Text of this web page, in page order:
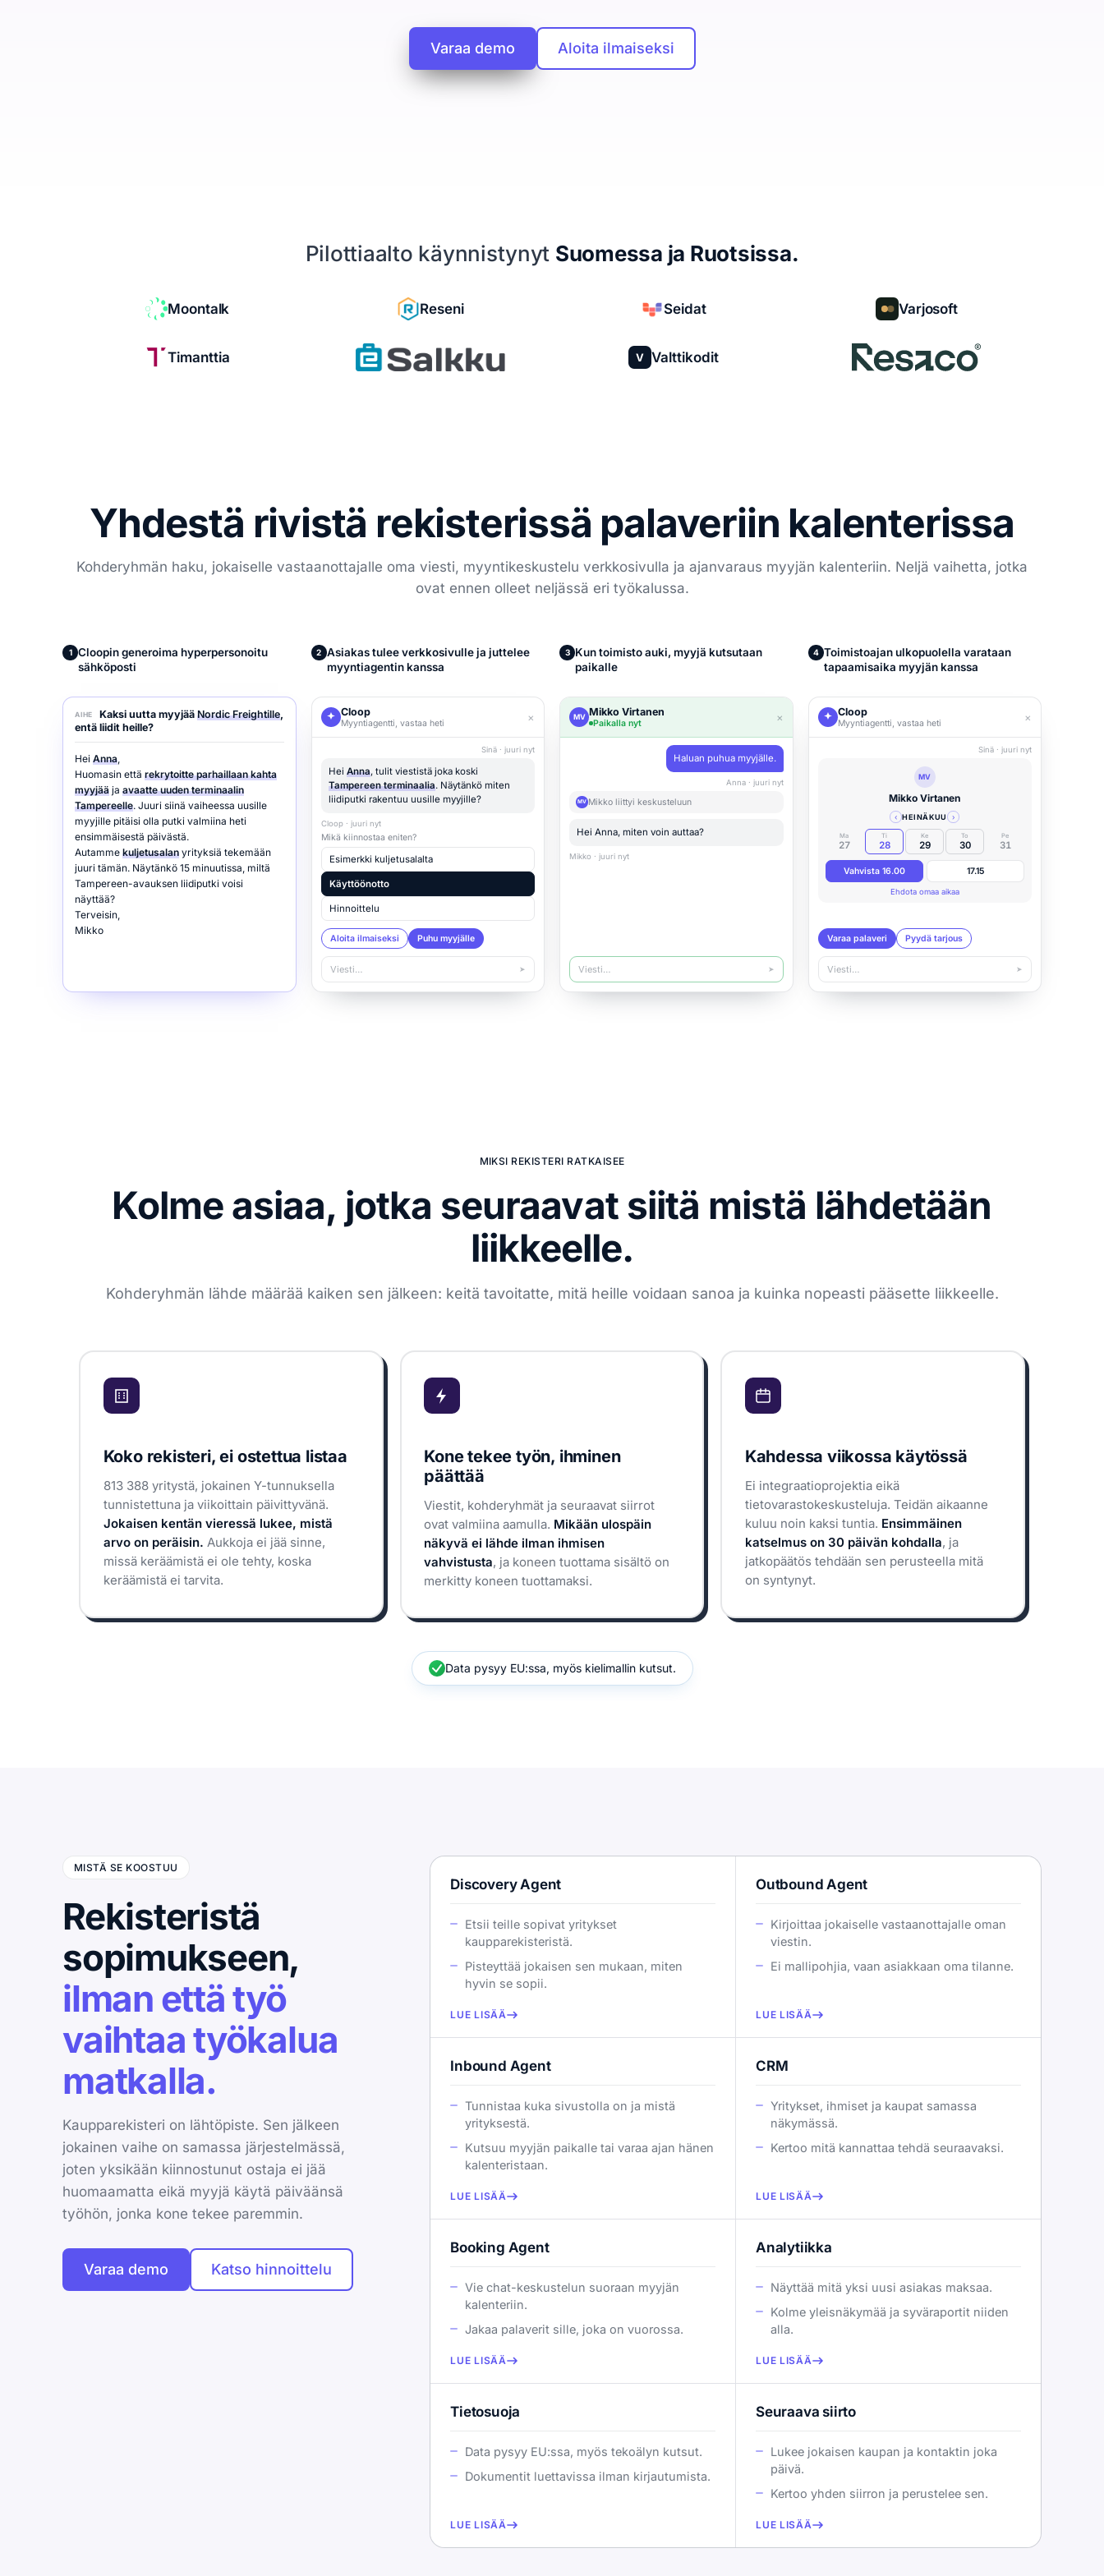
Varaa demo Aloita ilmaiseksi
Pilottiaalto käynnistynyt Suomessa ja Ruotsissa.
Moontalk Reseni Seidat Varjosoft
Timanttia V Valttikodit
Yhdestä rivistä rekisterissä palaveriin kalenterissa
Kohderyhmän haku, jokaiselle vastaanottajalle oma viesti, myyntikeskustelu verkkosivulla ja ajanvaraus myyjän kalenteriin. Neljä vaihetta, jotka
ovat ennen olleet neljässä eri työkalussa.
1
Cloopin generoima hyperpersonoitu
sähköposti
AIHE Kaksi uutta myyjääNordic Freightille,
entä liidit heille?
Hei Anna
Huomasin että rekrytoitte parhaillaan kahta
myyjää ja avaatte uuden terminaalin
Tampereelle. Juuri siinä vaiheessa uusille
myyjille pitäisi olla putki valmiina heti
ensimmäisestä päivästä.
Autamme kuljetusalan yrityksiä tekemään
juuri tämän. Näytänkö 15 minuutissa, miltä
Tampereen-avauksen liidiputki voisi
näyttää?
Terveisin,
Mikko
2 Asiakas tulee verkkosivulle ja juttelee
myyntiagentin kanssa
Cloop
Myyntiagentti, vastaa heti ×
Sinä · juuri nyt
Hei Anna, tulit viestistä joka koski
Tampereen terminaalia. Näytänkö miten
liidiputki rakentuu uusille myyjille?
Cloop · juuri nyt
Mikä kiinnostaa eniten?
Esimerkki kuljetusalalta
Käyttöönotto
Hinnoittelu
Aloita ilmaiseksi Puhu myyjälle
Viesti… ➤
3
Kun toimisto auki, myyjä kutsutaan
paikalle
MV Mikko Virtanen
Paikalla nyt ×
Haluan puhua myyjälle.
Anna · juuri nyt
MV Mikko liittyi keskusteluun
Hei Anna, miten voin auttaa?
Mikko · juuri nyt
Viesti… ➤
4 Toimistoajan ulkopuolella varataan
tapaamisaika myyjän kanssa
Cloop
Myyntiagentti, vastaa heti ×
Sinä · juuri nyt
MV
Mikko Virtanen
‹ HEINÄKUU ›
Ma
27
Ti
28
Ke
29
To
30
Pe
31
Vahvista 16.00 17.15
Ehdota omaa aikaa
Varaa palaveri Pyydä tarjous
Viesti… ➤
MIKSI REKISTERI RATKAISEE
Kolme asiaa, jotka seuraavat siitä mistä lähdetään
liikkeelle.
Kohderyhmän lähde määrää kaiken sen jälkeen: keitä tavoitatte, mitä heille voidaan sanoa ja kuinka nopeasti pääsette liikkeelle.
Koko rekisteri, ei ostettua listaa
813 388 yritystä, jokainen Y-tunnuksella
tunnistettuna ja viikoittain päivittyvänä.
Jokaisen kentän vieressä lukee, mistä
arvo on peräisin. Aukkoja ei jää sinne,
missä keräämistä ei ole tehty, koska
keräämistä ei tarvita.
Kone tekee työn, ihminen
päättää
Viestit, kohderyhmät ja seuraavat siirrot
ovat valmiina aamulla. Mikään ulospäin
näkyvä ei lähde ilman ihmisen
vahvistusta, ja koneen tuottama sisältö on
merkitty koneen tuottamaksi.
Kahdessa viikossa käytössä
Ei integraatioprojektia eikä
tietovarastokeskusteluja. Teidän aikaanne
kuluu noin kaksi tuntia. Ensimmäinen
katselmus on 30 päivän kohdalla, ja
jatkopäätös tehdään sen perusteella mitä
on syntynyt.
Data pysyy EU:ssa, myös kielimallin kutsut.
MISTÄ SE KOOSTUU
Rekisteristä
sopimukseen,
ilman että työ
vaihtaa työkalua
matkalla.
Kaupparekisteri on lähtöpiste. Sen jälkeen
jokainen vaihe on samassa järjestelmässä,
joten yksikään kiinnostunut ostaja ei jää
huomaamatta eikä myyjä käytä päiväänsä
työhön, jonka kone tekee paremmin.
Varaa demo Katso hinnoittelu
Discovery Agent
Etsii teille sopivat yritykset
kaupparekisteristä.
Pisteyttää jokaisen sen mukaan, miten
hyvin se sopii.
LUE LISÄÄ
Outbound Agent
Kirjoittaa jokaiselle vastaanottajalle oman
viestin.
Ei mallipohjia, vaan asiakkaan oma tilanne.
LUE LISÄÄ
Inbound Agent
Tunnistaa kuka sivustolla on ja mistä
yrityksestä.
Kutsuu myyjän paikalle tai varaa ajan hänen
kalenteristaan.
LUE LISÄÄ
CRM
Yritykset, ihmiset ja kaupat samassa
näkymässä.
Kertoo mitä kannattaa tehdä seuraavaksi.
LUE LISÄÄ
Booking Agent
Vie chat-keskustelun suoraan myyjän
kalenteriin.
Jakaa palaverit sille, joka on vuorossa.
LUE LISÄÄ
Analytiikka
Näyttää mitä yksi uusi asiakas maksaa.
Kolme yleisnäkymää ja syväraportit niiden
alla.
LUE LISÄÄ
Tietosuoja
Data pysyy EU:ssa, myös tekoälyn kutsut.
Dokumentit luettavissa ilman kirjautumista.
LUE LISÄÄ
Seuraava siirto
Lukee jokaisen kaupan ja kontaktin joka
päivä.
Kertoo yhden siirron ja perustelee sen.
LUE LISÄÄ